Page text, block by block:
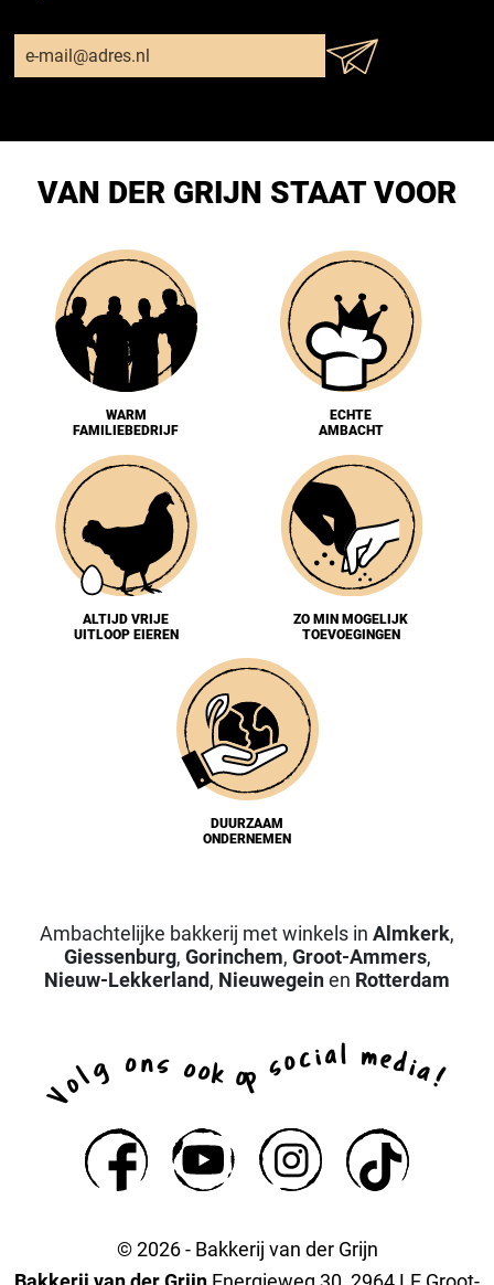
VAN DER GRIJN STAAT VOOR
WARM
FAMILIEBEDRIJF
ECHTE
AMBACHT
ALTIJD VRIJE
UITLOOP EIEREN
ZO MIN MOGELIJK
TOEVOEGINGEN
DUURZAAM
ONDERNEMEN
Ambachtelijke bakkerij met winkels in Almkerk,
Giessenburg, Gorinchem, Groot-Ammers,
Nieuw-Lekkerland, Nieuwegeinen Rotterdam
V
o
lg ons ook o
p social media!
© 2026 - Bakkerij van der Grijn